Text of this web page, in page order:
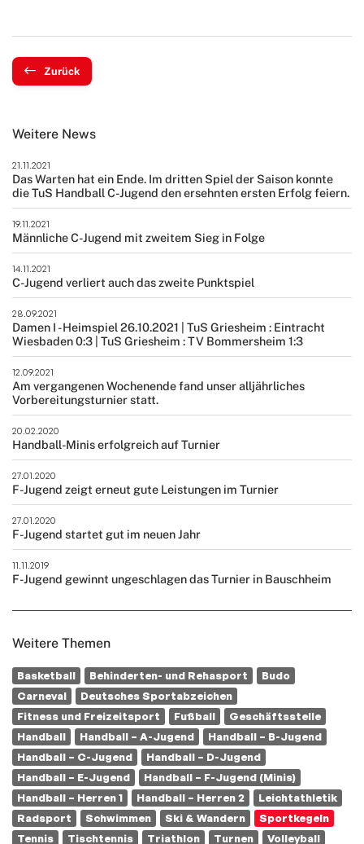
Zurück
Weitere News
21.11.2021
Das Warten hat ein Ende. Im dritten Spiel der Saison konnte
die TuS Handball C-Jugend den ersehnten ersten Erfolg feiern.
19.11.2021
Männliche C-Jugend mit zweitem Sieg in Folge
14.11.2021
C-Jugend verliert auch das zweite Punktspiel
28.09.2021
Damen I - Heimspiel 26.10.2021 | TuS Griesheim : Eintracht
Wiesbaden 0:3 | TuS Griesheim : TV Bommersheim 1:3
12.09.2021
Am vergangenen Wochenende fand unser alljährliches
Vorbereitungsturnier statt.
20.02.2020
Handball-Minis erfolgreich auf Turnier
27.01.2020
F-Jugend zeigt erneut gute Leistungen im Turnier
27.01.2020
F-Jugend startet gut im neuen Jahr
11.11.2019
F-Jugend gewinnt ungeschlagen das Turnier in Bauschheim
Weitere Themen
Basketball Behinderten- und Rehasport
Budo
Carneval
Deutsches Sportabzeichen
Fitness und Freizeitsport
Fußball
Geschäftsstelle
Handball
Handball – A-Jugend
Handball – B-Jugend
Handball – C-Jugend
Handball – D-Jugend
Handball – E-Jugend
Handball – F-Jugend (Minis)
Handball – Herren 1
Handball – Herren 2
Leichtathletik
Radsport
Schwimmen Ski & Wandern
Sportkegeln
Tennis
Tischtennis Triathlon Turnen Volleyball